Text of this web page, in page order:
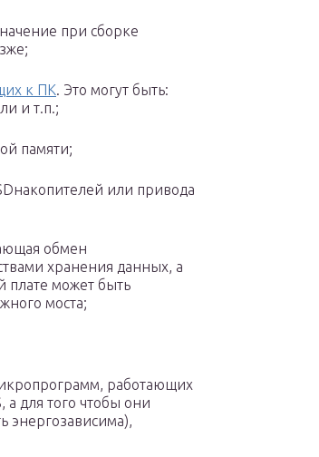
при сборке
к ПК. Это могут быть:
и т.п.;
памяти;
или привода
обмен
хранения данных, а
плате может быть
моста;
работающих
а для того чтобы они
энергозависима),